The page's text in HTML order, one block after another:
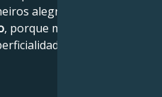
alegres e divertidos.
, porque mesmo neste